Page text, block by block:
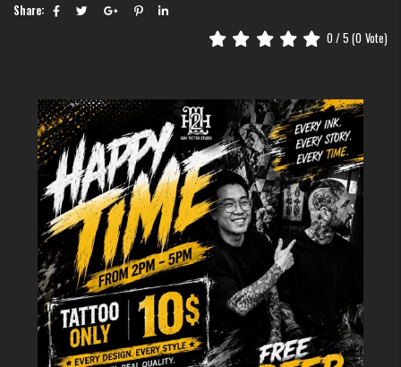
Hình xăm đùi nam đã chuyển từ lựa chọn của thiểu số thành xu hướng chủ
đạo trong cộng đồng tattooing Việt Nam — và lý do không chỉ đơn giản là
thẩm mỹ. Vùng đùi sở hữu những ưu điểm kỹ thuật mà rất ít vị trí khác trên
trên cơ thể nam giới, cho phép nghệ nhân thực hiện tác phẩm phức tạp với
độ chi tiết cao mà không bị giới hạn bởi không gian. Bề mặt da phẳng, ít nếp
nhăn và ít tiếp xúc trực tiếp với ánh nắng mặt trời hơn so với các vị trí như
bàn tay hay cổ — đây là hai yếu tố ảnh hưởng lớn đến độ bền của mực xăm
theo thời gian.
So vớihình xăm mắt cá chân namhayhình xăm bàn chân nam , hình xăm
đùi duy trì độ sắc nét tốt hơn đáng kể qua nhiều năm. Da vùng đùi dày hơn,
ít chịu tác động của ma sát từ giày dép và quần áo, đồng thời ít bị ảnh
hưởng bởi tình trạng phù nề do trọng lực như vùng mắt cá và bàn chân.
Nam giới muốn tác phẩm giữ màu sắc và đường nét sắc bén theo thời gian
thường chọn vùng đùi chính vì lý do này.
Yếu tố quan trọng không kém là sự linh hoạt trong việc che giấu. Một hình
xăm phủ kín cả mảng đùi ngoài có thể hoàn toàn vô hình dưới quần tây
trong môi trường công sở, nhưng hiện diện đầy đủ khi mặc quần short hay
đồ bơi. Đây là lợi thế mà các vị trí như cổ tay hay cẳng tay không thể cung
cấp.
Share:
0 / 5 (0 Vote)